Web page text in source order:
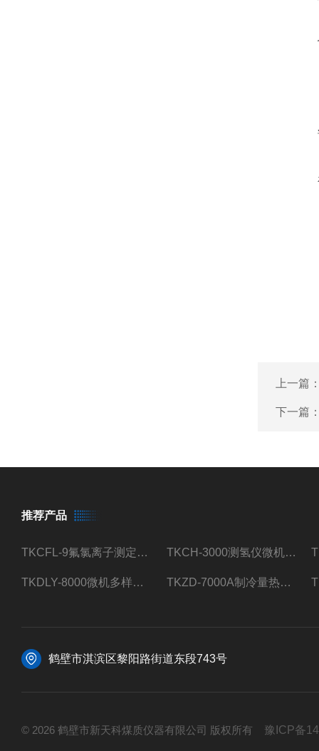
上一篇
下一篇
推荐产品
TKCFL-9氟氯离子测定仪自动煤质检测 TKCH-3000测氢仪微机氢元素测定煤质检测
TKDLY-8000微机多样测硫仪自动定硫仪化验室硫含量测定 TKZD-7000A制冷量热仪自动升降热值仪煤质检测
鹤壁市淇滨区黎阳路街道东段743号
© 2026 鹤壁市新天科煤质仪器有限公司 版权所有 豫ICP备